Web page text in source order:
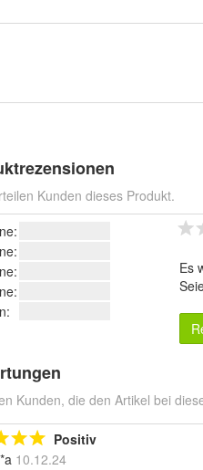
Kunden dieses Produkt.
Es
Kunden, die den Artikel bei
Positiv
10.12.24